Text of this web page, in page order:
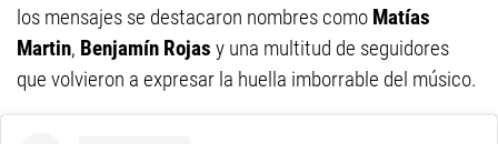
los mensajes se destacaron nombres como Matías
Martin, Benjamín Rojas y una multitud de seguidores
que volvieron a expresar la huella imborrable del músico.